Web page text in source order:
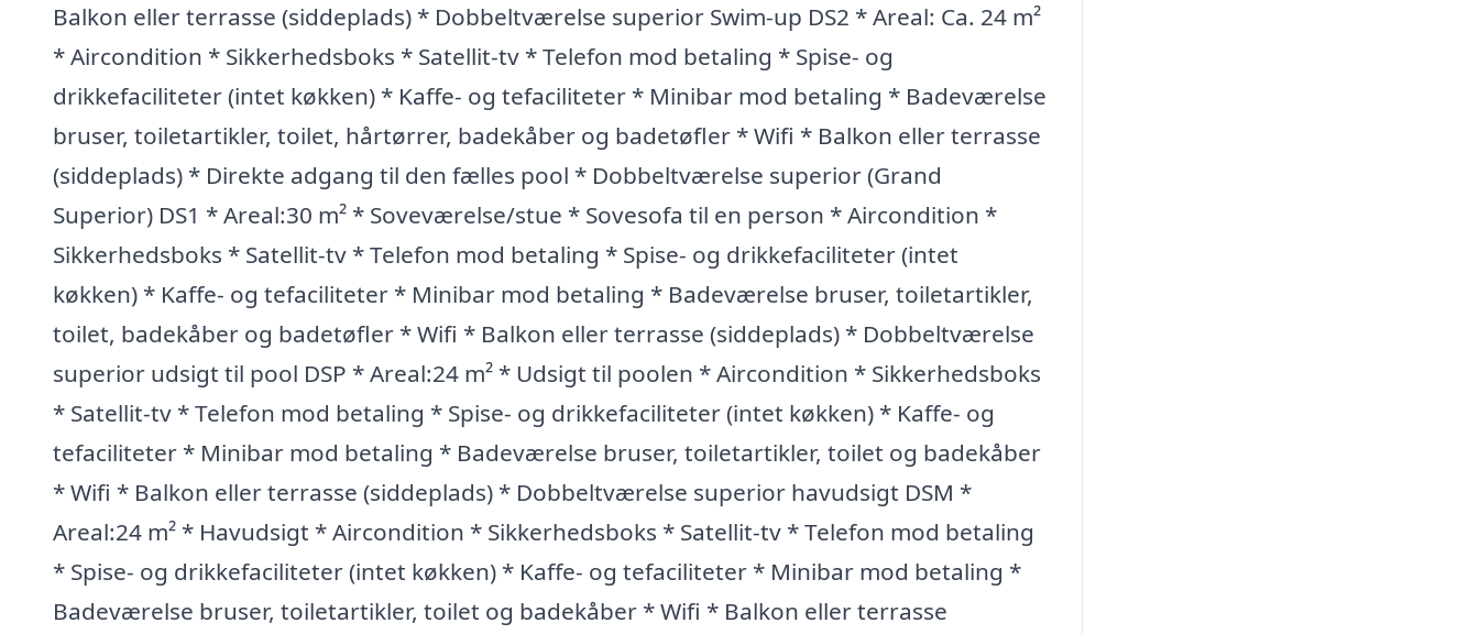
Balkon eller terrasse (siddeplads) * Dobbeltværelse superior Swim-up DS2 * Areal: Ca. 24 m²
* Aircondition * Sikkerhedsboks * Satellit-tv * Telefon mod betaling * Spise- og
drikkefaciliteter (intet køkken) * Kaffe- og tefaciliteter * Minibar mod betaling * Badeværelse
bruser, toiletartikler, toilet, hårtørrer, badekåber og badetøfler * Wifi * Balkon eller terrasse
(siddeplads) * Direkte adgang til den fælles pool * Dobbeltværelse superior (Grand
Superior) DS1 * Areal:30 m² * Soveværelse/stue * Sovesofa til en person * Aircondition *
Sikkerhedsboks * Satellit-tv * Telefon mod betaling * Spise- og drikkefaciliteter (intet
køkken) * Kaffe- og tefaciliteter * Minibar mod betaling * Badeværelse bruser, toiletartikler,
toilet, badekåber og badetøfler * Wifi * Balkon eller terrasse (siddeplads) * Dobbeltværelse
superior udsigt til pool DSP * Areal:24 m² * Udsigt til poolen * Aircondition * Sikkerhedsboks
* Satellit-tv * Telefon mod betaling * Spise- og drikkefaciliteter (intet køkken) * Kaffe- og
tefaciliteter * Minibar mod betaling * Badeværelse bruser, toiletartikler, toilet og badekåber
* Wifi * Balkon eller terrasse (siddeplads) * Dobbeltværelse superior havudsigt DSM *
Areal:24 m² * Havudsigt * Aircondition * Sikkerhedsboks * Satellit-tv * Telefon mod betaling
* Spise- og drikkefaciliteter (intet køkken) * Kaffe- og tefaciliteter * Minibar mod betaling *
Badeværelse bruser, toiletartikler, toilet og badekåber * Wifi * Balkon eller terrasse